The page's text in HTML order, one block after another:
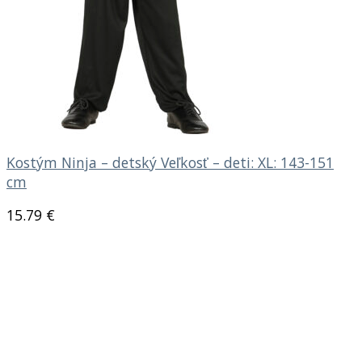
Kostým Ninja – detský Veľkosť – deti: XL: 143-151
cm
15.79 €